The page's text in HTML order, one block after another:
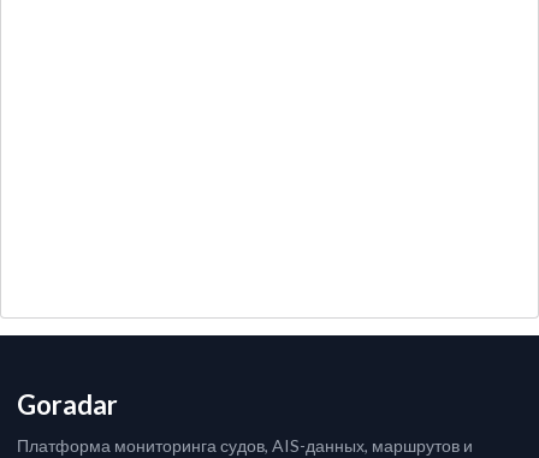
Goradar
Платформа мониторинга судов, AIS-данных, маршрутов и